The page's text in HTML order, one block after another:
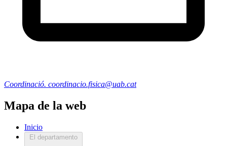
Coordinació. coordinacio.fisica@uab.cat
Mapa de la web
Inicio
El departamento